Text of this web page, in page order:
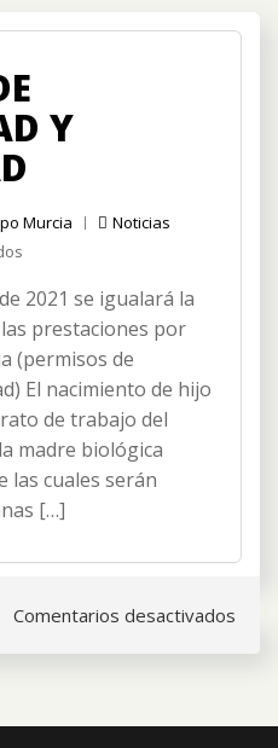
Y
Murcia
Noticias
de
maternidad
paternidad
2021 se igualará la
prestaciones por
(permisos de
El nacimiento de hijo
de trabajo del
madre biológica
las cuales serán
[…]
Comentarios desactivados
y